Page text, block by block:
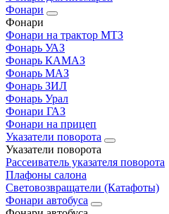
Фонари
Фонари
Фонари на трактор МТЗ
Фонарь УАЗ
Фонарь КАМАЗ
Фонарь МАЗ
Фонарь ЗИЛ
Фонарь Урал
Фонари ГАЗ
Фонари на прицеп
Указатели поворота
Указатели поворота
Рассеиватель указателя поворота
Плафоны салона
Световозвращатели (Катафоты)
Фонари автобуса